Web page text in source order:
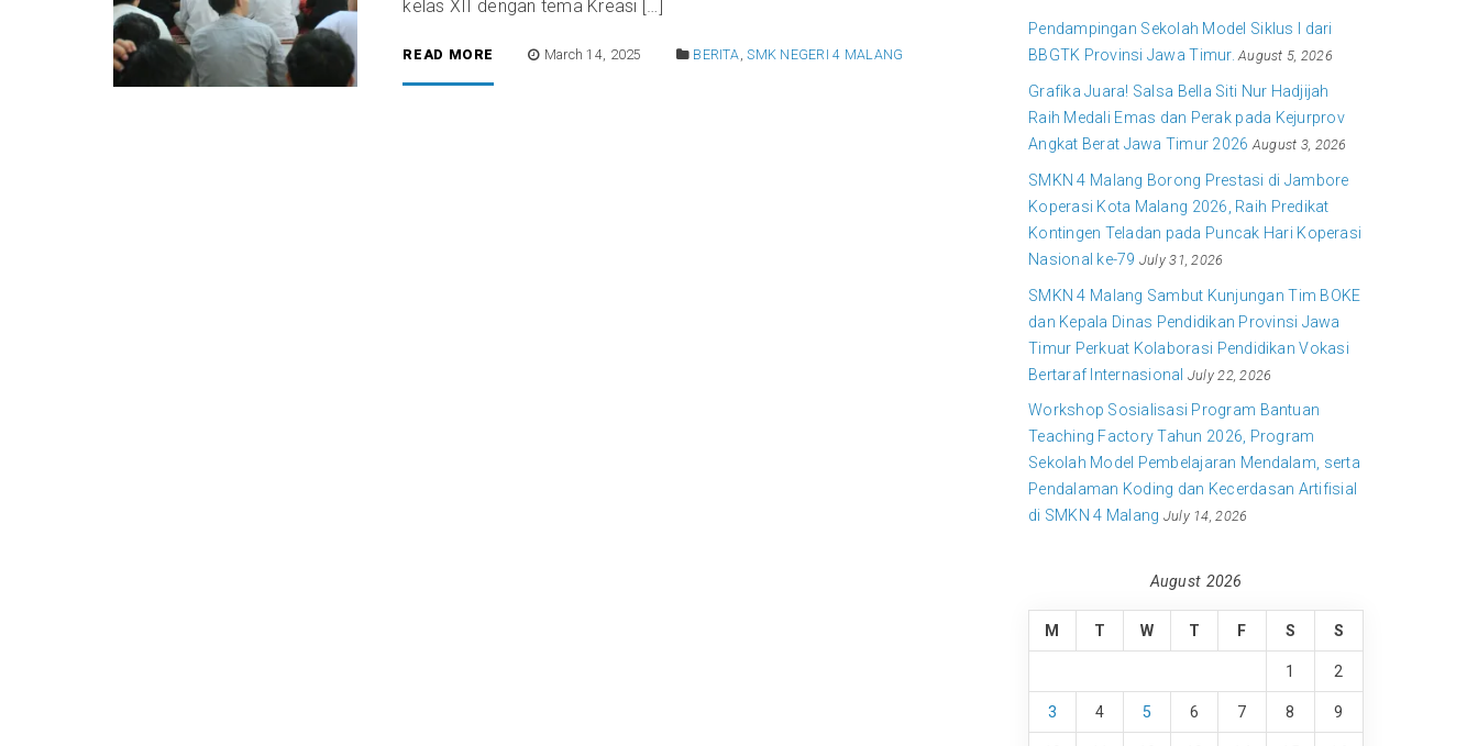
kelas XII dengan tema Kreasi […]
READ MORE March 14, 2025 BERITA ,SMK NEGERI 4 MALANG
Pendampingan Sekolah Model Siklus I dari
BBGTK Provinsi Jawa Timur. August 5, 2026
Grafika Juara! Salsa Bella Siti Nur Hadjijah
Raih Medali Emas dan Perak pada Kejurprov
Angkat Berat Jawa Timur 2026 August 3, 2026
SMKN 4 Malang Borong Prestasi di Jambore
Koperasi Kota Malang 2026, Raih Predikat
Kontingen Teladan pada Puncak Hari Koperasi
Nasional ke-79 July 31, 2026
SMKN 4 Malang Sambut Kunjungan Tim BOKE
dan Kepala Dinas Pendidikan Provinsi Jawa
Timur Perkuat Kolaborasi Pendidikan Vokasi
Bertaraf Internasional July 22, 2026
Workshop Sosialisasi Program Bantuan
Teaching Factory Tahun 2026, Program
Sekolah Model Pembelajaran Mendalam, serta
Pendalaman Koding dan Kecerdasan Artifisial
di SMKN 4 Malang July 14, 2026
August 2026
M T W T F S S
1 2
3 4 5 6 7 8 9